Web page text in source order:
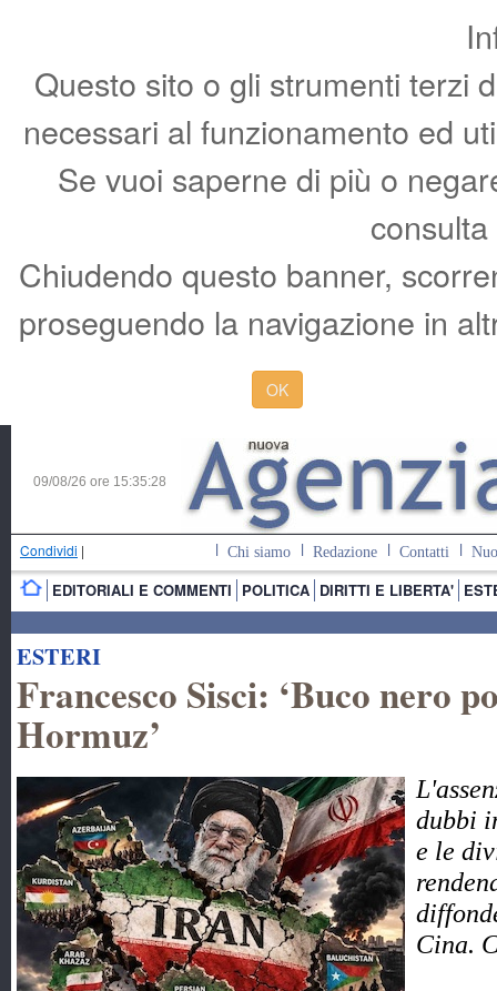
Questo sito o gli strumenti terzi
necessari al funzionamento ed
Se vuoi saperne di più o
Chiudendo questo banner,
proseguendo la navigazione in
OK
09/08/26 ore 15:35:29
Condividi | Chi siamo Redazione Contatti
EDITORIALI E COMMENTI POLITICA DIRITTI E LIBERTA'
ESTERI
Francesco Sisci: ‘Buco nero
Hormuz’
dubbi
e le
Cina.